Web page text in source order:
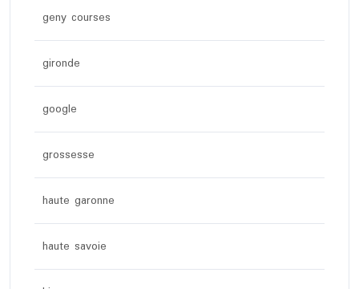
geny courses
gironde
google
grossesse
haute garonne
haute savoie